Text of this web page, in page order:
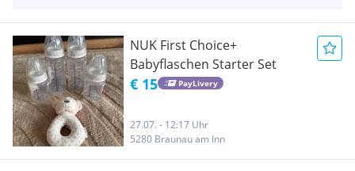
NUK First Choice+
Babyflaschen Starter Set
€ 15 PayLivery
27.07. - 12:17 Uhr
5280 Braunau am Inn